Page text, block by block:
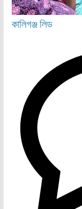
কালিগঞ্জলিড